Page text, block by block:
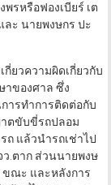
รหรือฟองเบียร์ เต
ะ นายพงษกร ปะ
ยวความผิดเกี่ยวกับ
ของศาล ซึ่ง
ารทำการติดต่อกับ
ตขับขี่รถปลอม
แล้วนำรถเช่าไป
ว.ตาก ส่วนนายพงษ
ณะ และหลังการ